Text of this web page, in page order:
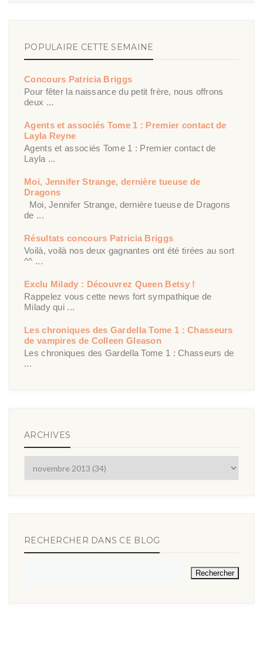
POPULAIRE CETTE SEMAINE
Concours Patricia Briggs
Pour fêter la naissance du petit frère, nous offrons
deux ...
Agents et associés Tome 1 : Premier contact de
Layla Reyne
Agents et associés Tome 1 : Premier contact de
Layla ...
Moi, Jennifer Strange, dernière tueuse de
Dragons
Moi, Jennifer Strange, dernière tueuse de Dragons
de ...
Résultats concours Patricia Briggs
Voilà, voilà nos deux gagnantes ont été tirées au sort
^^ ...
Exclu Milady : Découvrez Queen Betsy !
Rappelez vous cette news fort sympathique de
Milady qui ...
Les chroniques des Gardella Tome 1 : Chasseurs
de vampires de Colleen Gleason
Les chroniques des Gardella Tome 1 : Chasseurs de
...
ARCHIVES
RECHERCHER DANS CE BLOG